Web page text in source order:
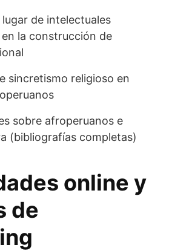
de intelectuales
la construcción de
sincretismo religioso en
sobre afroperuanos e
(bibliografías completas)
online y
de